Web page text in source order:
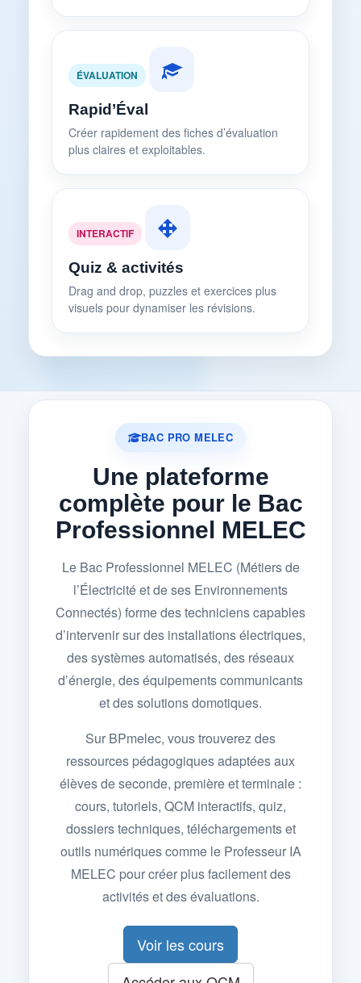
ÉVALUATION
Rapid’Éval
Créer rapidement des fiches d’évaluation
plus claires et exploitables.
INTERACTIF
Quiz & activités
Drag and drop, puzzles et exercices plus
visuels pour dynamiser les révisions.
BAC PRO MELEC
Une plateforme
complète pour le Bac
Professionnel MELEC
Le Bac Professionnel MELEC (Métiers de
l’Électricité et de ses Environnements
Connectés) forme des techniciens capables
d’intervenir sur des installations électriques,
des systèmes automatisés, des réseaux
d’énergie, des équipements communicants
et des solutions domotiques.
Sur BPmelec, vous trouverez des
ressources pédagogiques adaptées aux
élèves de seconde, première et terminale :
cours, tutoriels, QCM interactifs, quiz,
dossiers techniques, téléchargements et
outils numériques comme le Professeur IA
MELEC pour créer plus facilement des
activités et des évaluations.
Voir les cours